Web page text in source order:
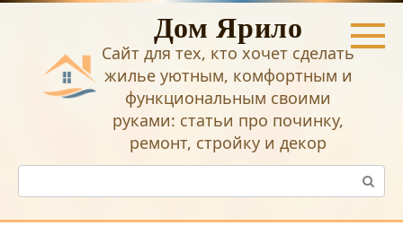
Перейти
Дом Ярило
Сайт для тех, кто хочет сделать
жилье уютным, комфортным и
функциональным своими
руками: статьи про починку,
ремонт, стройку и декор
Поиск: